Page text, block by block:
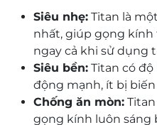
Siêu nhẹ: Titan là
nhất, giúp gọng kính
ngay cả khi sử dụng
Siêu bền: Titan có
động mạnh, ít bị
Chống ăn mòn:
gọng kính luôn sáng